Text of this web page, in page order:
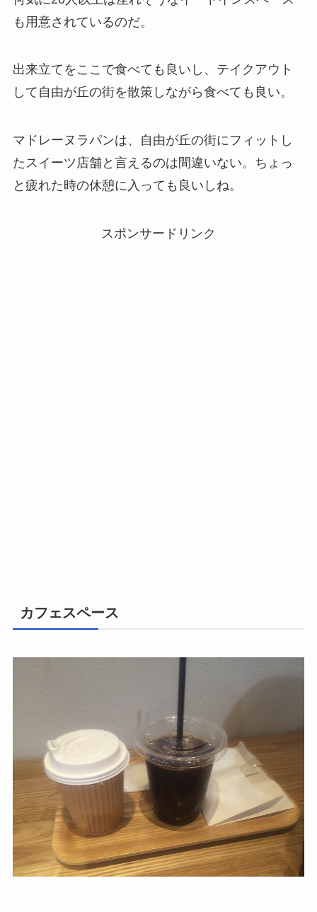
も用意されているのだ。
出来立てをここで食べても良いし、テイクアウト
して自由が丘の街を散策しながら食べても良い。
マドレーヌラパンは、自由が丘の街にフィットし
たスイーツ店舗と言えるのは間違いない。ちょっ
と疲れた時の休憩に入っても良いしね。
スポンサードリンク
カフェスペース